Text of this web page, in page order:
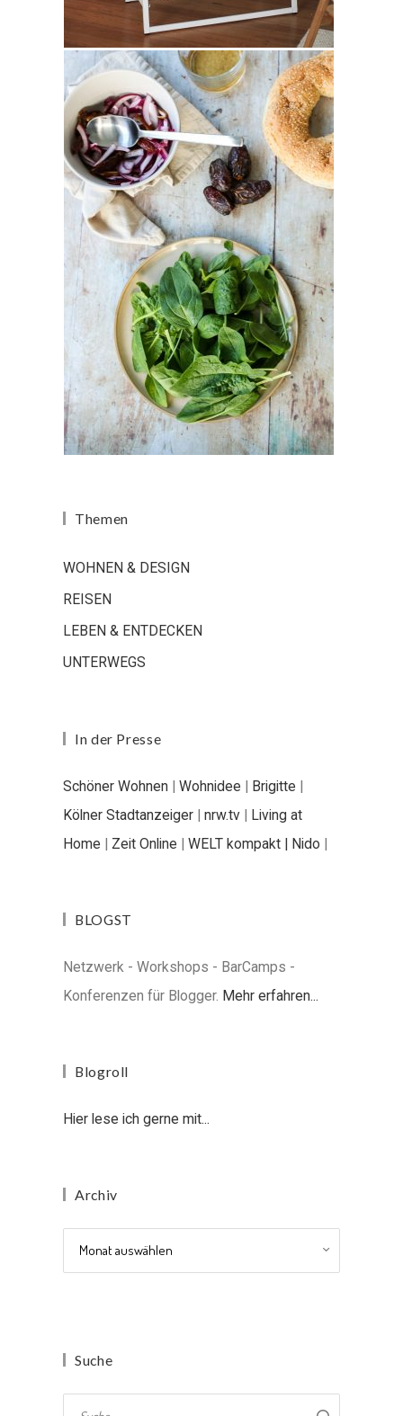
Themen
WOHNEN & DESIGN
REISEN
LEBEN & ENTDECKEN
UNTERWEGS
In der Presse
Schöner Wohnen | Wohnidee | Brigitte |
Kölner Stadtanzeiger | nrw.tv | Living at
Home | Zeit Online | WELT kompakt | Nido |
BLOGST
Netzwerk - Workshops - BarCamps -
Konferenzen für Blogger. Mehr erfahren...
Blogroll
Hier lese ich gerne mit...
Archiv
Suche